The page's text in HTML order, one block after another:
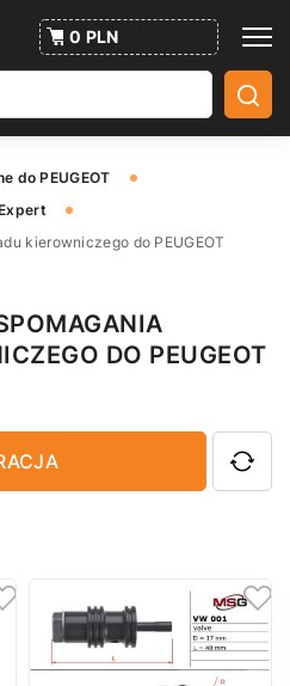
0 PLN
do PEUGEOT
kierowniczego do PEUGEOT
DO PEUGEOT